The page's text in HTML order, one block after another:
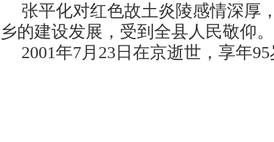
张平化对红色故土炎陵感情深厚
乡的建设发展，受到全县人民敬仰。
2001年7月23日在京逝世，享年